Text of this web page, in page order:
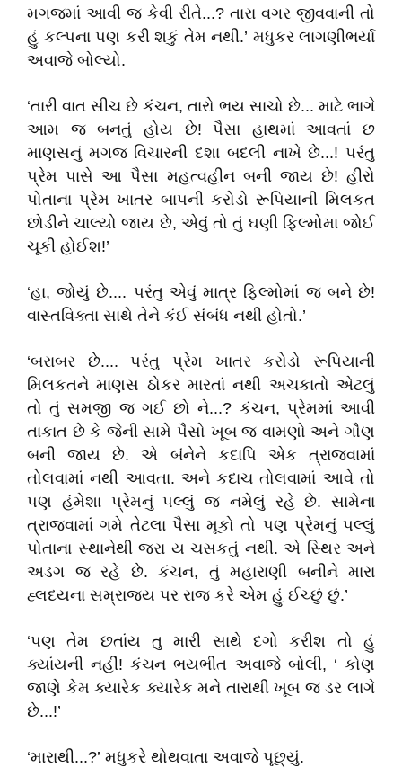
મગજમાં આવી જ કેવી રીતે...? તારા વગર જીવવાની તો
હું કલ્પના પણ કરી શકું તેમ નથી.’ મધુકર લાગણીભર્યા
અવાજે બોલ્યો.
‘તારી વાત સીચ છે કંચન, તારો ભય સાચો છે... માટે ભાગે
આમ જ બનતું હોય છે! પૈસા હાથમાં આવતાં છ
માણસનું મગજ વિચારની દશા બદલી નાખે છે...! પરંતુ
પ્રેમ પાસે આ પૈસા મહત્વહીન બની જાય છે! હીરો
પોતાના પ્રેમ ખાતર બાપની કરોડો રૂપિયાની મિલકત
છોડીને ચાલ્યો જાય છે, એવું તો તું ઘણી ફિલ્મોમા જોઈ
ચૂકી હોઈશ!’
‘હા, જોયું છે.... પરંતુ એવું માત્ર ફિલ્મોમાં જ બને છે!
વાસ્તવિક્તા સાથે તેને કંઈ સંબંધ નથી હોતો.’
‘બરાબર છે.... પરંતુ પ્રેમ ખાતર કરોડો રૂપિયાની
મિલકતને માણસ ઠોકર મારતાં નથી અચકાતો એટલું
તો તું સમજી જ ગઈ છો ને...? કંચન, પ્રેમમાં આવી
તાકાત છે કે જેની સામે પૈસો ખૂબ જ વામણો અને ગૌણ
બની જાય છે. એ બંનેને કદાપિ એક ત્રાજવામાં
તોલવામાં નથી આવતા. અને કદાચ તોલવામાં આવે તો
પણ હંમેશા પ્રેમનું પલ્લું જ નમેલું રહે છે. સામેના
ત્રાજવામાં ગમે તેટલા પૈસા મૂકો તો પણ પ્રેમનું પલ્લું
પોતાના સ્થાનેથી જરા ય ચસકતું નથી. એ સ્થિર અને
અડગ જ રહે છે. કંચન, તું મહારાણી બનીને મારા
હ્લદયના સમ્રાજ્ય પર રાજ કરે એમ હું ઈચ્છું છું.’
‘પણ તેમ છતાંય તુ મારી સાથે દગો કરીશ તો હું
ક્યાંયની નહીં! કંચન ભયભીત અવાજે બોલી, ‘ કોણ
જાણે કેમ ક્યારેક ક્યારેક મને તારાથી ખૂબ જ ડર લાગે
છે...!’
‘મારાથી...?’ મધુકરે થોથવાતા અવાજે પૂછ્યું.